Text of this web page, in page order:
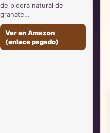
de piedra natural de
granate…
Ver en Amazon
(enlace pagado)